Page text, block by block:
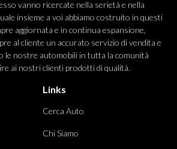
vanno ricercate nella serietà e nella
insieme a voi abbiamo costruito in questi
aggiornata e in continua espansione,
al cliente un accurato servizio di vendita e
le nostre automobili in tutta la comunità
ai nostri clienti prodotti di qualità.
Links
Cerca Auto
Chi Siamo